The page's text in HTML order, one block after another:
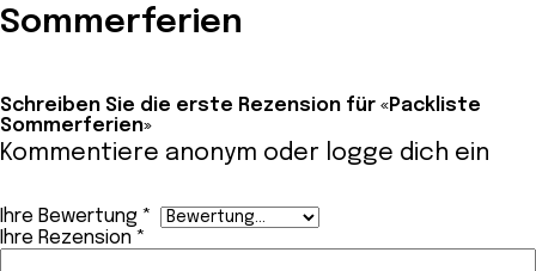
Sommerferien
Schreiben Sie die erste Rezension für «Packliste
Sommerferien»
Kommentiere anonym oder logge dich ein
Ihre Bewertung *
Ihre Rezension *